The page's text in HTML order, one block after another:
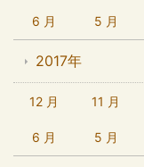
6 月 5 月
2017年
12 月 11 月
6 月 5 月